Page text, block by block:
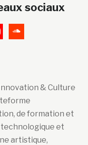
sociaux
& Culture
de formation et
technologique et
artistique,